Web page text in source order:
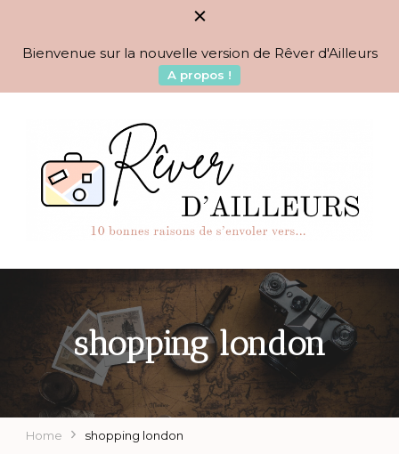
Bienvenue sur la nouvelle version de Rêver d'Ailleurs
A propos !
Rêver d'Ailleurs – 10
raisons de s'envoler vers…
BLOG VOYAGES DEPUIS 2010
shopping london
Home shopping london